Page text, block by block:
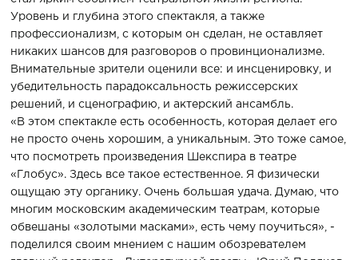
Уровень и глубина этого спектакля, а также
профессионализм, с которым он сделан, не оставляет
никаких шансов для разговоров о провинционализме.
Внимательные зрители оценили все: и инсценировку, и
убедительность парадоксальность режиссерских
решений, и сценографию, и актерский ансамбль.
«В этом спектакле есть особенность, которая делает его
не просто очень хорошим, а уникальным. Это тоже самое,
что посмотреть произведения Шекспира в театре
«Глобус». Здесь все такое естественное. Я физически
ощущаю эту органику. Очень большая удача. Думаю, что
многим московским академическим театрам, которые
обвешаны «золотыми масками», есть чему поучиться», -
поделился своим мнением с нашим обозревателем